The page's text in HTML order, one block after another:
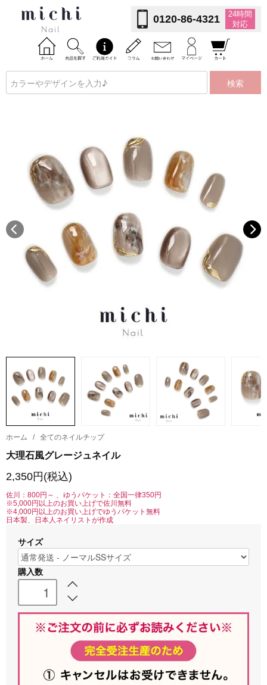
0120-86-4321
24時間
対応
検索
ホーム / 全てのネイルチップ
大理石風グレージュネイル
2,350円(税込)
佐川：800円～ 、ゆうパケット：全国一律350円
※5,000円以上のお買い上げで佐川無料
※4,000円以上のお買い上げでゆうパケット無料
日本製、日本人ネイリストが作成
サイズ
購入数